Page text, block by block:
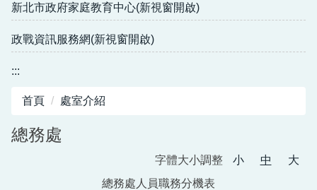
新北市政府家庭教育中心(新視窗開啟)
政戰資訊服務網(新視窗開啟)
:::
首頁 處室介紹
總務處
字體大小調整 小 中
大
總務處人員職務分機表